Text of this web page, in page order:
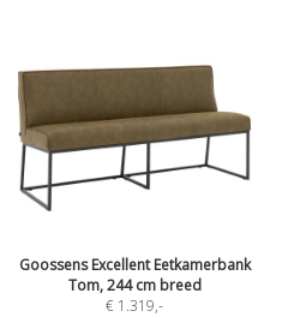
Goossens Excellent Eetkamerbank
Tom, 244 cm breed
€ 1.319,-